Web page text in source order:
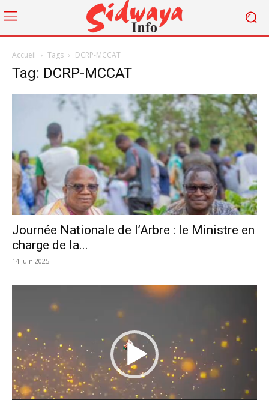
Accueil Tags DCRP-MCCAT
Tag: DCRP-MCCAT
Journée Nationale de l’Arbre : le Ministre en
charge de la...
14 juin 2025